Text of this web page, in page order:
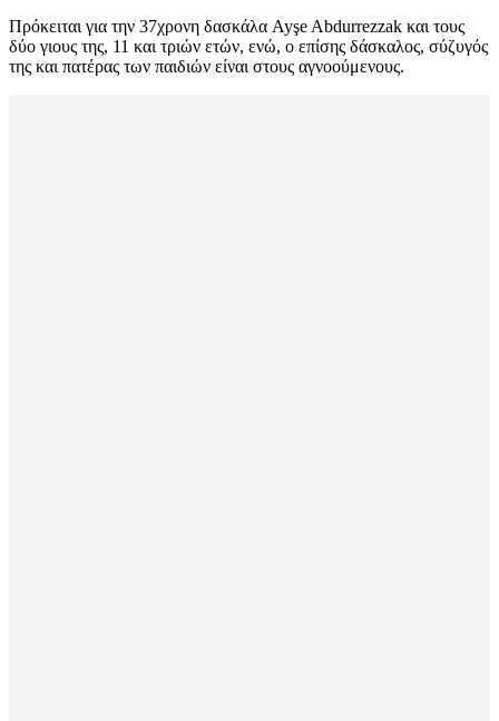
Πρόκειται για την 37χρονη δασκάλα Ayşe Abdurrezzak και τους
δύο γιους της, 11 και τριών ετών, ενώ, ο επίσης δάσκαλος, σύζυγός
της και πατέρας των παιδιών είναι στους αγνοούμενους.